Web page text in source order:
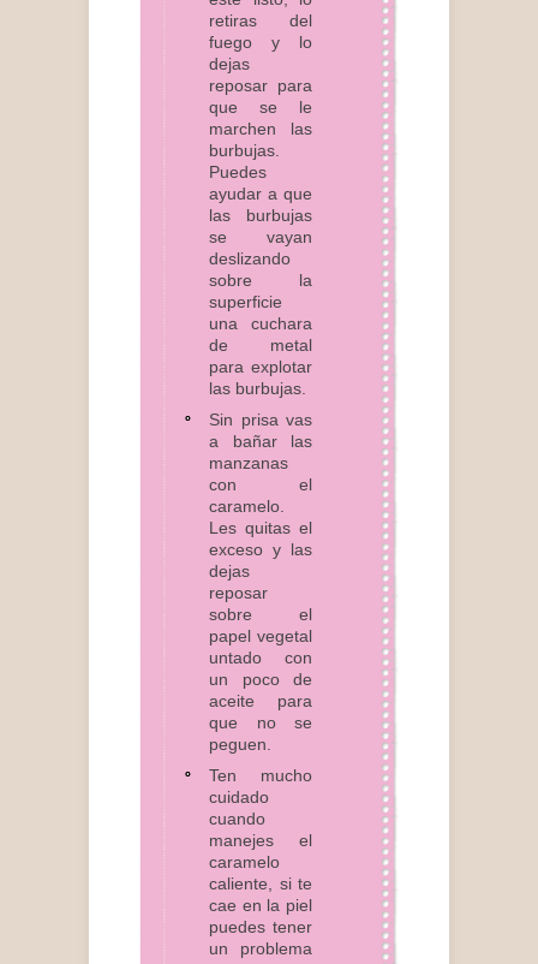
retiras del
fuego y lo
dejas
reposar para
que se le
marchen las
burbujas.
Puedes
ayudar a que
las burbujas
se vayan
deslizando
sobre la
superficie
una cuchara
de metal
para explotar
las burbujas.
Sin prisa vas
a bañar las
manzanas
con el
caramelo.
Les quitas el
exceso y las
dejas
reposar
sobre el
papel vegetal
untado con
un poco de
aceite para
que no se
peguen.
Ten mucho
cuidado
cuando
manejes el
caramelo
caliente, si te
cae en la piel
puedes tener
un problema